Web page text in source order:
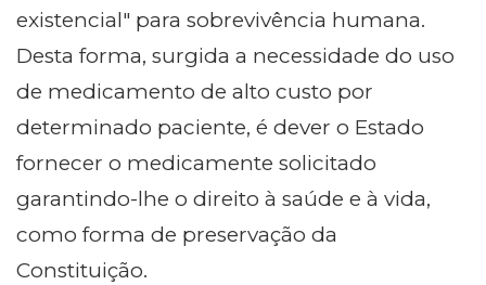
existencial" para sobrevivência humana.
Desta forma, surgida a necessidade do uso
de medicamento de alto custo por
determinado paciente, é dever o Estado
fornecer o medicamente solicitado
garantindo-lhe o direito à saúde e à vida,
como forma de preservação da
Constituição.